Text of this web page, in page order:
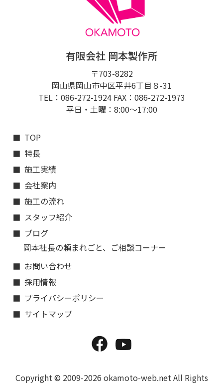
有限会社 岡本製作所
〒703-8282
岡山県岡山市中区平井6丁目８-31
TEL：086-272-1924 FAX：086-272-1973
平日・土曜：8:00〜17:00
TOP
特長
施工実績
会社案内
施工の流れ
スタッフ紹介
ブログ
岡本社長の頼まれごと、ご相談コーナー
お問い合わせ
採用情報
プライバシーポリシー
サイトマップ
Copyright © 2009-2026 okamoto-web.net All Rights